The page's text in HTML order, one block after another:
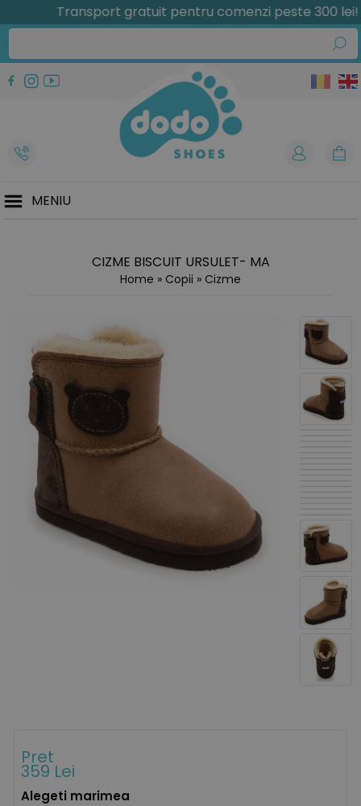
Transport gratuit pentru comenzi peste 300 lei!
MENIU
CIZME BISCUIT URSULET- MA
Home » Copii » Cizme
Pret
359 Lei
Alegeti marimea